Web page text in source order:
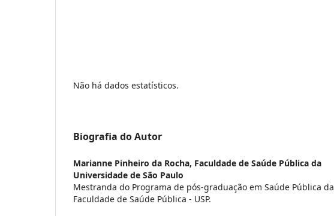
Não há dados estatísticos.
Biografia do Autor
Marianne Pinheiro da Rocha, Faculdade de Saúde Pública da
Universidade de São Paulo
Mestranda do Programa de pós-graduação em Saúde Pública da
Faculdade de Saúde Pública - USP.